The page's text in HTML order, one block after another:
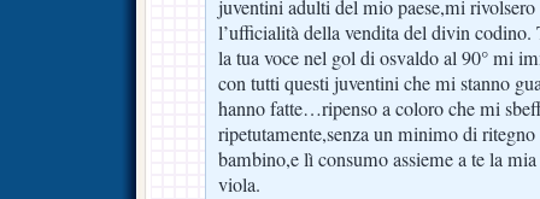
juventini adulti del mio paese,mi
l’ufficialità della vendita del divin codino.
la tua voce nel gol di osvaldo al 90° mi
con tutti questi juventini che mi stanno
hanno fatte…ripenso a coloro che mi
ripetutamente,senza un minimo di ritegno
bambino,e lì consumo assieme a te la
viola.